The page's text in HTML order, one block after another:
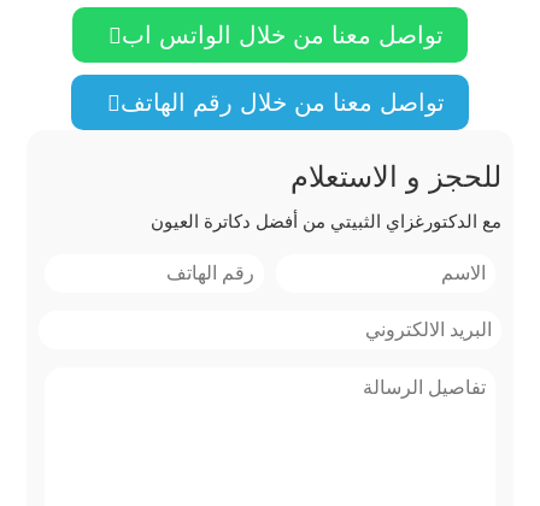
للحجز و الاستعلام
مع الدكتورغزاي الثبيتي من أفضل دكاترة العيون
تواصل معنا من خلال الواتس اب
تواصل معنا من خلال رقم الهاتف